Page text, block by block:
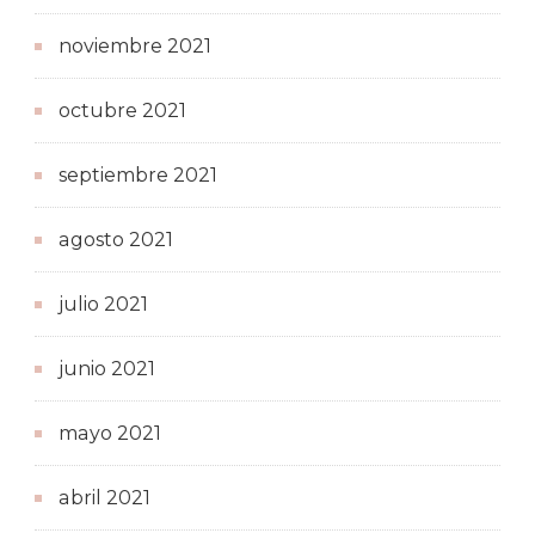
noviembre 2021
octubre 2021
septiembre 2021
agosto 2021
julio 2021
junio 2021
mayo 2021
abril 2021